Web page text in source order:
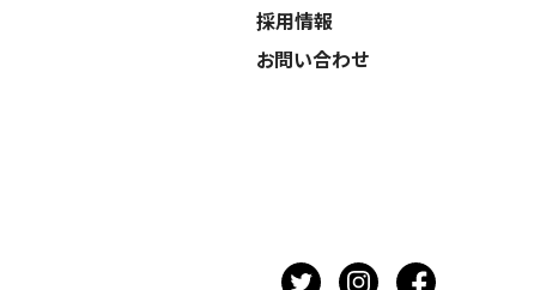
採用情報
お問い合わせ